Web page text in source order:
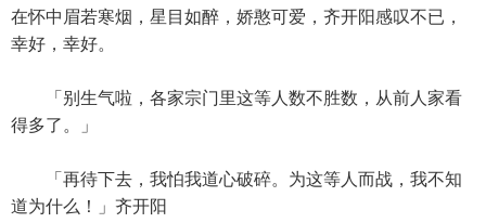
在怀中眉若寒烟，星目如醉，娇憨可爱，齐开阳感叹不已，
幸好，幸好。
「别生气啦，各家宗门里这等人数不胜数，从前人家看
得多了。」
「再待下去，我怕我道心破碎。为这等人而战，我不知
道为什么！」齐开阳